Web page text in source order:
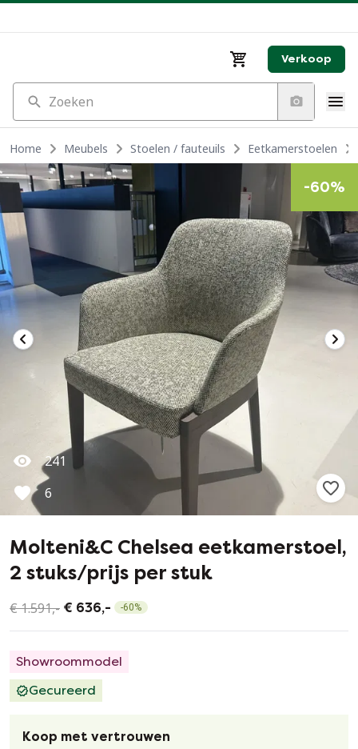
Verkoop
Zoeken
Home Meubels Stoelen / fauteuils Eetkamerstoelen
241
6
-60%
Molteni&C Chelsea eetkamerstoel,
2 stuks/prijs per stuk
€ 1.591,- € 636,- -60%
Showroommodel
Gecureerd
Koop met vertrouwen